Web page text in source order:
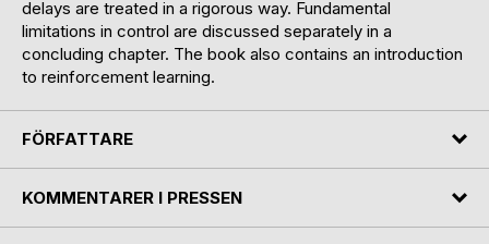
delays are treated in a rigorous way. Fundamental
limitations in control are discussed separately in a
concluding chapter. The book also contains an introduction
to reinforcement learning.
FÖRFATTARE
KOMMENTARER I PRESSEN